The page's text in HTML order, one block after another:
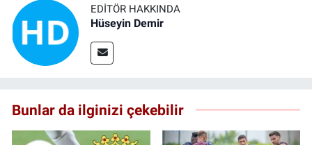
EDITÖR HAKKINDA
Hüseyin Demir
Bunlar da ilginizi çekebilir